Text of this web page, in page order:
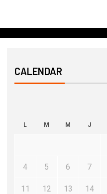
CALENDAR
L M M J
4 5 6 7
11 12 13 14